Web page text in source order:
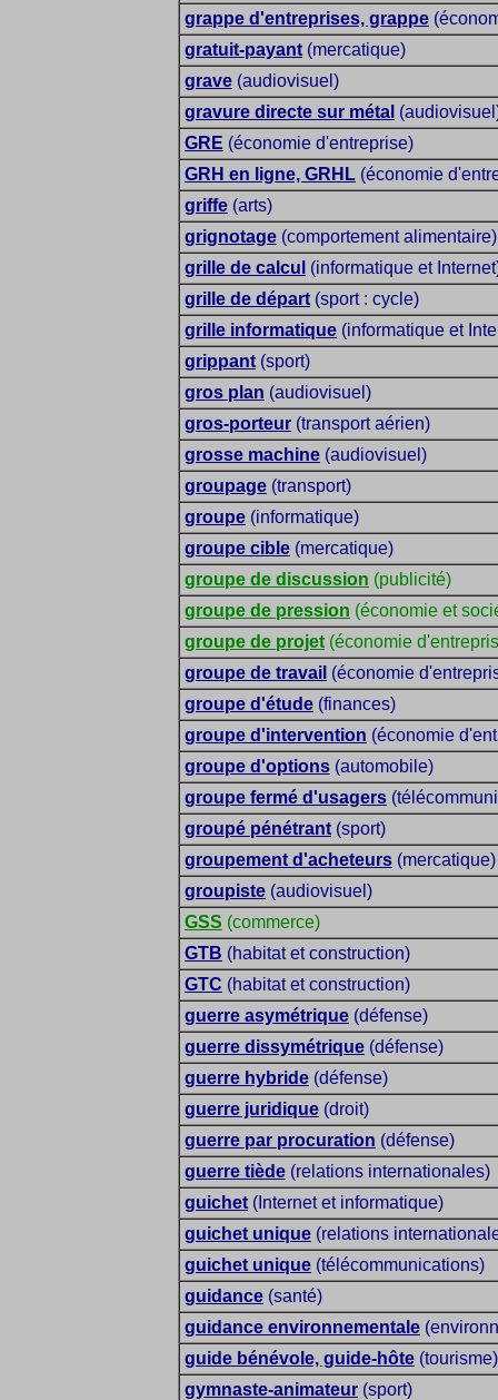
grappe d'entreprises, grappe
gratuit-payant (mercatique)
grave (audiovisuel)
gravure directe sur métal
GRE (économie d'entreprise)
GRH en ligne, GRHL (économie
griffe (arts)
grignotage (comportement alimentaire)
grille de calcul (informatique et
grille de départ (sport : cycle)
grille informatique (informatique et
grippant (sport)
gros plan (audiovisuel)
gros-porteur (transport aérien)
grosse machine (audiovisuel)
groupage (transport)
groupe (informatique)
groupe cible (mercatique)
groupe de discussion (publicité)
groupe de pression (économie et
groupe de projet (économie
groupe de travail (économie
groupe d'étude (finances)
groupe d'intervention (économie
groupe d'options (automobile)
groupe fermé d'usagers
groupé pénétrant (sport)
groupement d'acheteurs (mercatique)
groupiste (audiovisuel)
GSS (commerce)
GTB (habitat et construction)
GTC (habitat et construction)
guerre asymétrique (défense)
guerre dissymétrique (défense)
guerre hybride (défense)
guerre juridique (droit)
guerre par procuration (défense)
guerre tiède (relations internationales)
guichet (Internet et informatique)
guichet unique (relations
guichet unique (télécommunications)
guidance (santé)
guidance environnementale
guide bénévole, guide-hôte (tourisme)
gymnaste-animateur (sport)